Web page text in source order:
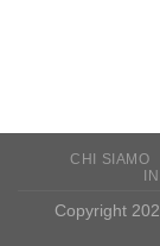
CHI SIAMO
Copyright